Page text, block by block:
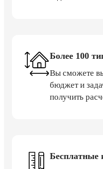
Более 100
Вы сможете
бюджет и
получить
Бесплатные